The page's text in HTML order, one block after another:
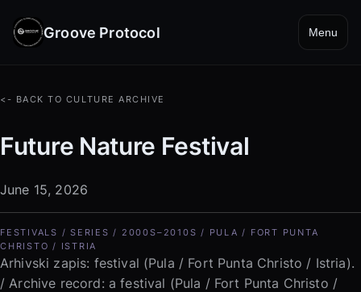
Groove Protocol Menu
<- BACK TO CULTURE ARCHIVE
Future Nature Festival
June 15, 2026
FESTIVALS / SERIES / 2000S–2010S / PULA / FORT PUNTA
CHRISTO / ISTRIA
Arhivski zapis: festival (Pula / Fort Punta Christo / Istria).
/ Archive record: a festival (Pula / Fort Punta Christo /